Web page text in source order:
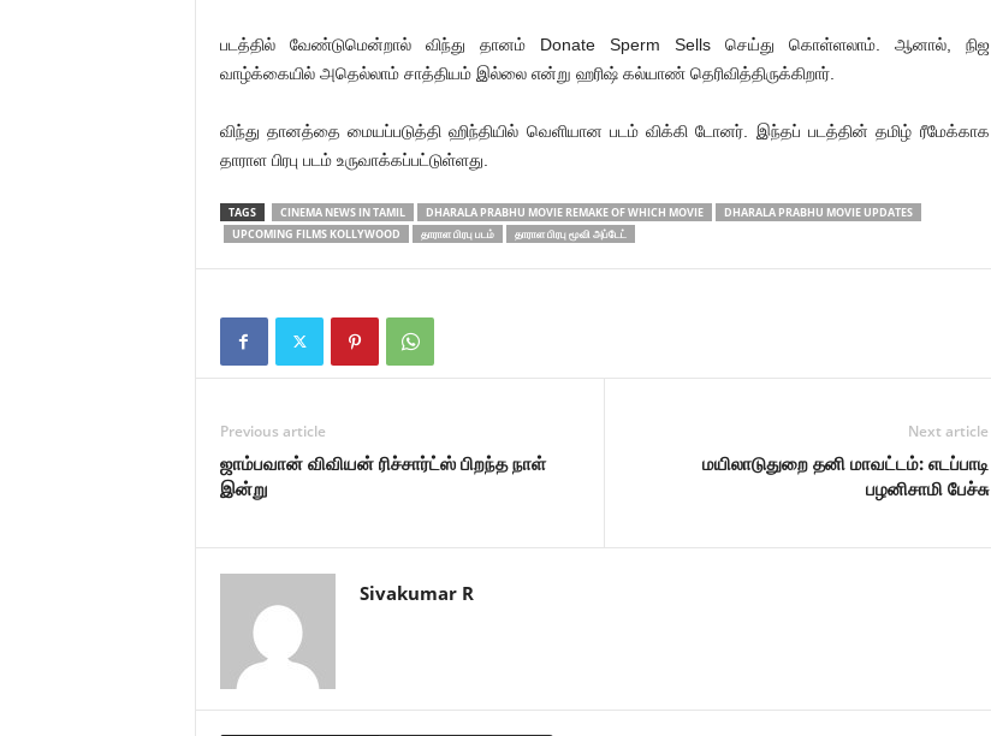
படத்தில் வேண்டுமென்றால் விந்து தானம் Donate Sperm Sells செய்து கொள்ளலாம். ஆனால், நிஜ
வாழ்க்கையில் அதெல்லாம் சாத்தியம் இல்லை என்று ஹரிஷ் கல்யாண் தெரிவித்திருக்கிறார்.
விந்து தானத்தை மையப்படுத்தி ஹிந்தியில் வெளியான படம் விக்கி டோனர். இந்தப் படத்தின் தமிழ் ரீமேக்காக
தாராள பிரபு படம் உருவாக்கப்பட்டுள்ளது.
TAGS CINEMA NEWS IN TAMIL DHARALA PRABHU MOVIE REMAKE OF WHICH MOVIE
DHARALA PRABHU MOVIE UPDATES
UPCOMING FILMS KOLLYWOOD
தாராள பிரபு படம் தாராள பிரபு மூவி அப்டேட்
Previous article
ஜாம்பவான் விவியன் ரிச்சார்ட்ஸ் பிறந்த நாள்
இன்று
Next article
மயிலாடுதுறை தனி மாவட்டம்: எடப்பாடி
பழனிசாமி பேச்சு
Sivakumar R